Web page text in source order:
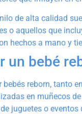
de alta calidad
o aquellos que
hechos a mano y
un bebé
reborn, tanto
en muñecos
juguetes o